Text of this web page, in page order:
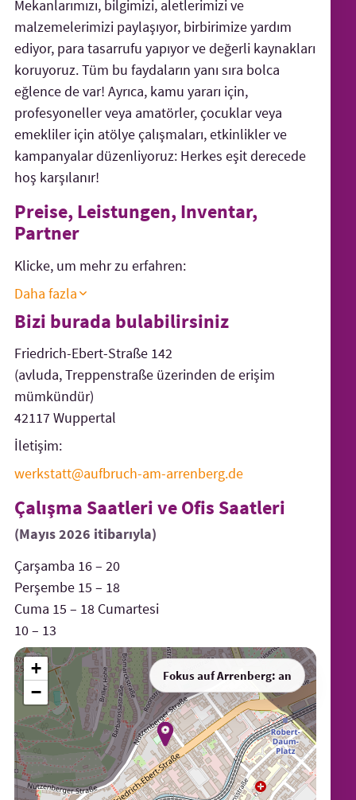
Mekanlarımızı, bilgimizi, aletlerimizi ve
malzemelerimizi paylaşıyor, birbirimize yardım
ediyor, para tasarrufu yapıyor ve değerli kaynakları
koruyoruz. Tüm bu faydaların yanı sıra bolca
eğlence de var! Ayrıca, kamu yararı için,
profesyoneller veya amatörler, çocuklar veya
emekliler için atölye çalışmaları, etkinlikler ve
kampanyalar düzenliyoruz: Herkes eşit derecede
hoş karşılanır!
Preise, Leistungen, Inventar,
Partner
Klicke, um mehr zu erfahren:
Daha fazla
Bizi burada bulabilirsiniz
Friedrich-Ebert-Straße 142
(avluda, Treppenstraße üzerinden de erişim
mümkündür)
42117 Wuppertal
İletişim:
werkstatt@aufbruch-am-arrenberg.de
Çalışma Saatleri ve Ofis Saatleri
(Mayıs 2026 itibarıyla)
Çarşamba 16 – 20
Perşembe 15 – 18
Cuma 15 – 18 Cumartesi
10 – 13
+
−
Fokus auf Arrenberg: an